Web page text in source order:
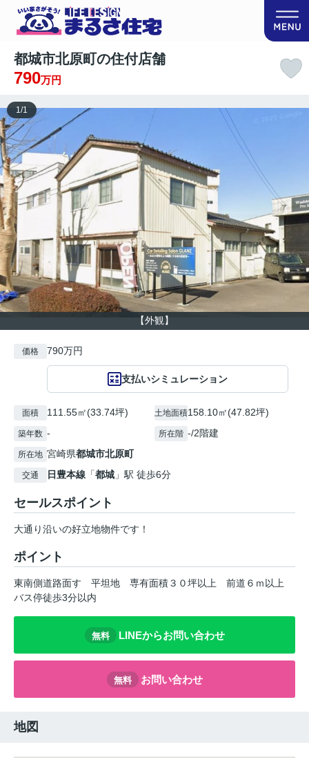
都城市北原町の住付店舗
790万円
【外観】
1/1
価格 790万円
支払いシミュレーション
面積 111.55㎡(33.74坪) 土地面積158.10㎡(47.82坪)
築年数 - 所在階 -/2階建
所在地 宮崎県都城市北原町
交通 日豊本線 「都城 」駅 徒歩6分
セールスポイント
大通り沿いの好立地物件です！
ポイント
東南側道路面す 平坦地 専有面積３０坪以上
前道６ｍ以上
バス停徒歩3分以内
無料 LINEからお問い合わせ
無料 お問い合わせ
地図